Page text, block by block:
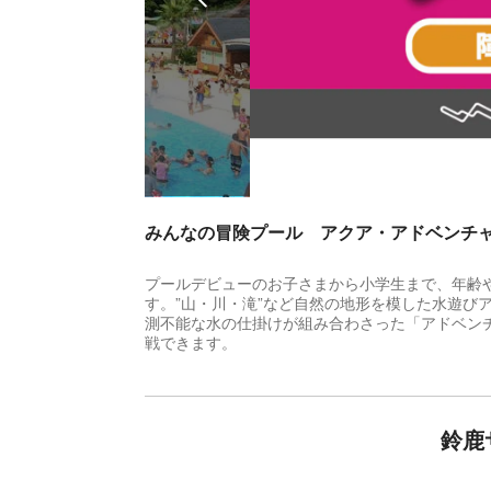
みんなの冒険プール アクア・アドベンチ
プールデビューのお子さまから小学生まで、年
す。”山・川・滝”など自然の地形を模した水遊
測不能な水の仕掛けが組み合わさった「アドベ
戦できます。
鈴鹿